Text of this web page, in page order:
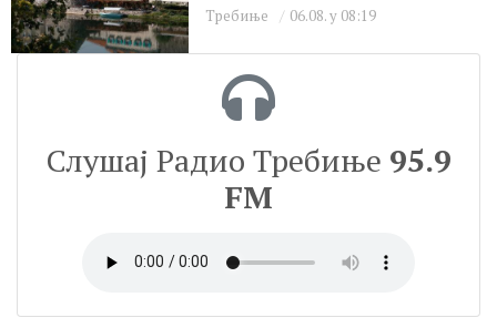
Требиње 06.08. у 08:19
Слушај Радио Требиње 95.9
FM